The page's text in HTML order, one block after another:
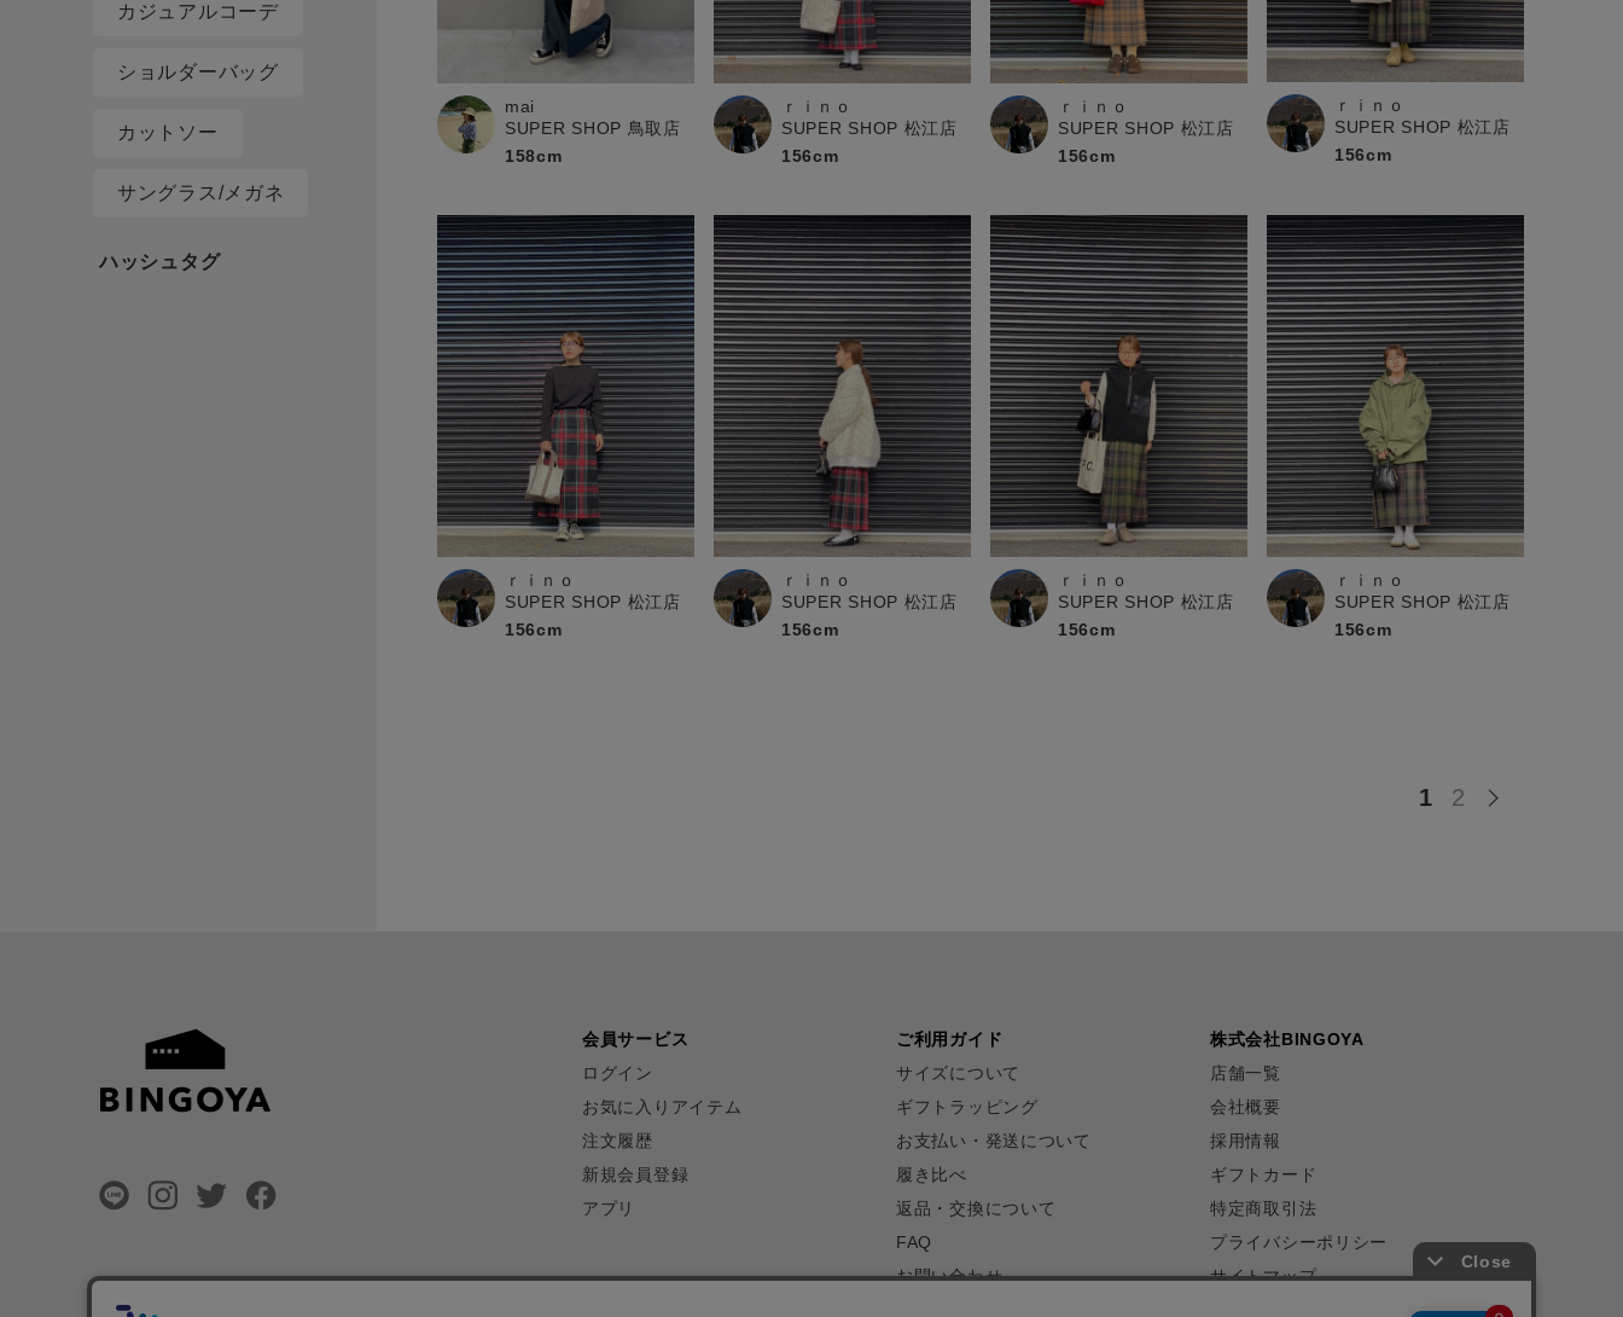
カジュアルコーデ
ショルダーバッグ
カットソー
サングラス/メガネ
mai
SUPER SHOP 鳥取店
158cm
ｒｉｎｏ
SUPER SHOP 松江店
156cm
ｒｉｎｏ
SUPER SHOP 松江店
156cm
ｒｉｎｏ
SUPER SHOP 松江店
156cm
ｒｉｎｏ
SUPER SHOP 松江店
156cm
ｒｉｎｏ
SUPER SHOP 松江店
156cm
ｒｉｎｏ
SUPER SHOP 松江店
156cm
ｒｉｎｏ
SUPER SHOP 松江店
156cm
1 2
会員サービス
ログイン
お気に入りアイテム
注文履歴
新規会員登録
アプリ
ご利用ガイド
サイズについて
ギフトラッピング
お支払い・発送について
履き比べ
返品・交換について
FAQ
お問い合わせ
株式会社BINGOYA
店舗一覧
会社概要
採用情報
ギフトカード
特定商取引法
プライバシーポリシー
サイトマップ